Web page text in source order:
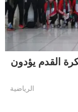
القدم يؤدون
الرياضية